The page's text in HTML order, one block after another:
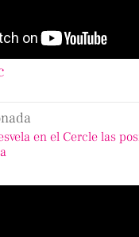
en el Cercle las